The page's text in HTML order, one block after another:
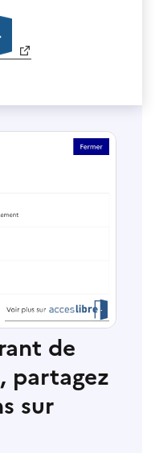
de
partagez
sur